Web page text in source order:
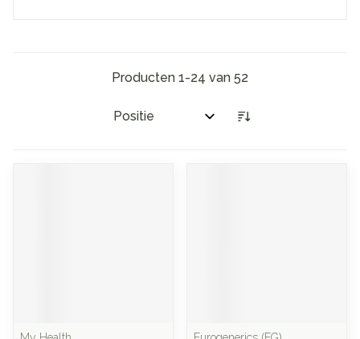
Producten 1-24 van 52
Sorteer op: